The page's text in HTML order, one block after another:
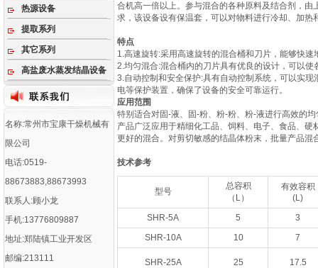
热源设备
提取系列
其它系列
高盐废水蒸发结晶设备
名称:常州市宝康干燥机械有
限公司
电话:0519-
88673883,88673993
联系人:顾小龙
手机:13776809887
地址:郑陆镇工业开发区
邮编:213111
合机高一倍以上。参与混合的各种原料及结合剂，
求，该设备设有保温套，可以对物料进行冷却、加热
特点
1.高速旋转:采用高速旋转的混合桶和刀片，能够快
2.均匀混合:混合桶内的刀片具有优良的设计，可以
3.自动控制和安全保护:具有自动控制系统，可以实
电等保护装置，确保了设备的安全可靠运行。
应用范围
特别适合对固-液、固-粉、粉-粉、粉-液进行高效的
产品广泛应用于精细化工品、饲料、电子、食品、
更好的混合。对剪切敏感的结晶体粉末，批量产品混
技术参考
型号
总容积
（L）
有效容积
(L)
SHR-5A
5
3
SHR-10A
10 7
SHR-25A 25 17.5